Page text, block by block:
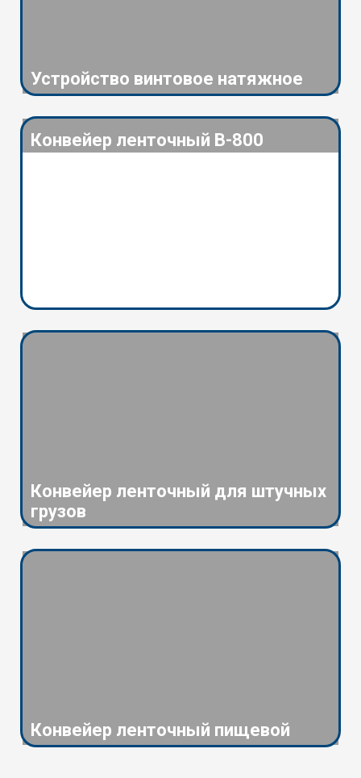
Устройство винтовое натяжное
Конвейер ленточный В-800
Конвейер ленточный для штучных
грузов
Конвейер ленточный пищевой